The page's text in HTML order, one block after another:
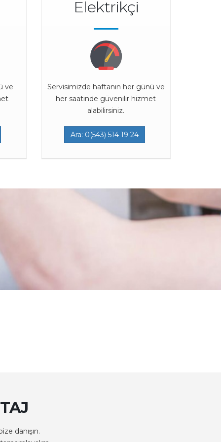
ve
Elektrikçi
Servisimizde haftanın her günü ve
her saatinde güvenilir hizmet
alabilirsiniz.
Ara: 0(543) 514 19 24
danışın.